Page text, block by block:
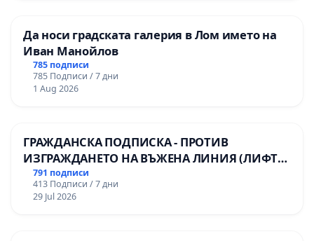
Да носи градската галерия в Лом името на
Иван Манойлов
785 подписи
785 Подписи / 7 дни
1 Aug 2026
ГРАЖДАНСКА ПОДПИСКА - ПРОТИВ
ИЗГРАЖДАНЕТО НА ВЪЖЕНА ЛИНИЯ (ЛИФТ)
НА ТЕРИТОРИЯТА НА ПРИРОДНА
ЗАБЕЛЕЖИТЕЛНОСТ „ХЪЛМ НА
ОСВОБОДИТЕЛИТЕ“ (БУНАРДЖИК)
791 подписи
413 Подписи / 7 дни
29 Jul 2026